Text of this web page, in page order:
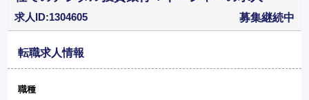
求人ID:1304605 募集継続中
転職求人情報
職種